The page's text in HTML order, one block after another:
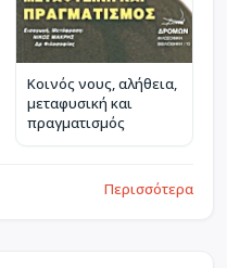
Κοινός νους, αλήθεια,
μεταφυσική και
πραγματισμός
Περισσότερα